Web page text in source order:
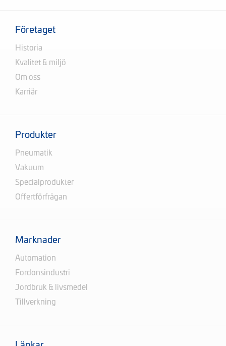
Företaget
Historia
Kvalitet & miljö
Om oss
Karriär
Produkter
Pneumatik
Vakuum
Specialprodukter
Offertförfrågan
Marknader
Automation
Fordonsindustri
Jordbruk & livsmedel
Tillverkning